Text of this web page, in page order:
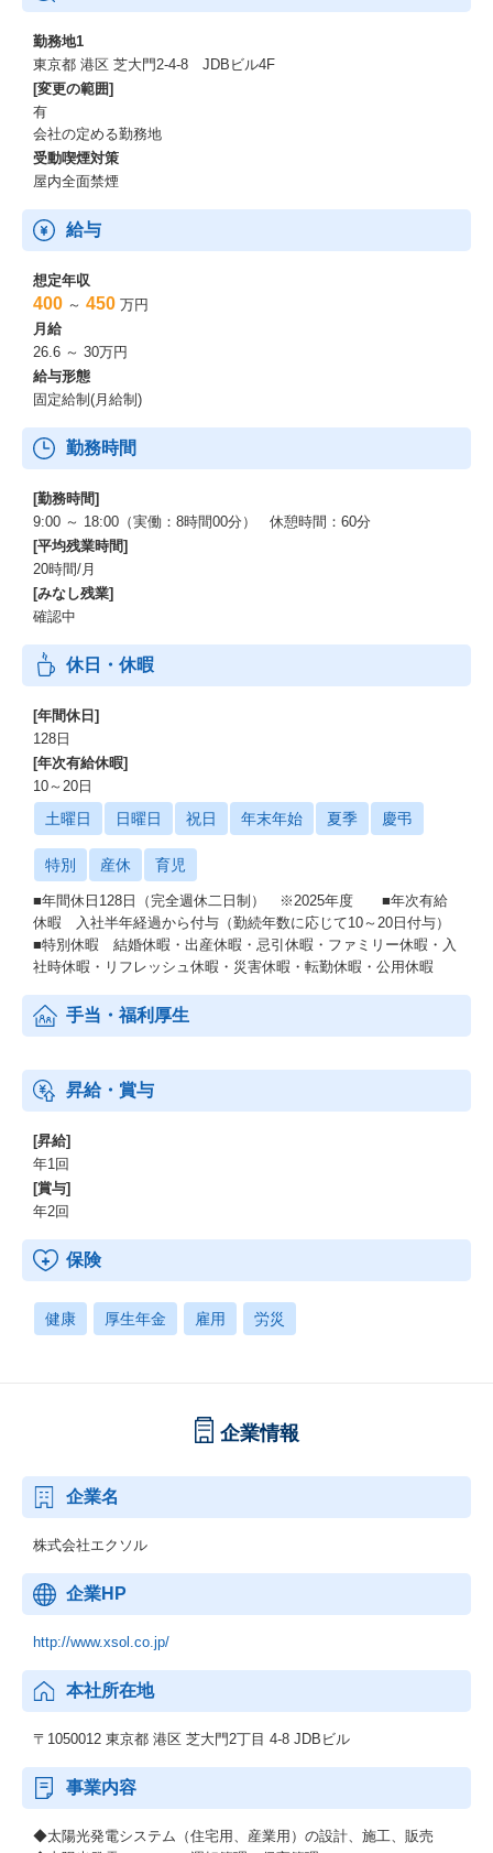
勤務地1
東京都 港区 芝大門2-4-8 JDBビル4F
[変更の範囲]
有
会社の定める勤務地
受動喫煙対策
屋内全面禁煙
給与
想定年収
400 ～ 450 万円
月給
26.6 ～ 30万円
給与形態
固定給制(月給制)
勤務時間
[勤務時間]
9:00 ～ 18:00（実働：8時間00分） 休憩時間：60分
[平均残業時間]
20時間/月
[みなし残業]
確認中
休日・休暇
[年間休日]
128日
[年次有給休暇]
10～20日
土曜日 日曜日 祝日 年末年始 夏季 慶弔
特別 産休 育児
■年間休日128日（完全週休二日制） ※2025年度 ■年次有給
休暇 入社半年経過から付与（勤続年数に応じて10～20日付与）
■特別休暇 結婚休暇・出産休暇・忌引休暇・ファミリー休暇・入
社時休暇・リフレッシュ休暇・災害休暇・転勤休暇・公用休暇
手当・福利厚生
昇給・賞与
[昇給]
年1回
[賞与]
年2回
保険
健康 厚生年金 雇用 労災
企業情報
企業名
株式会社エクソル
企業HP
http://www.xsol.co.jp/
本社所在地
〒1050012 東京都 港区 芝大門2丁目 4-8 JDBビル
事業内容
◆太陽光発電システム（住宅用、産業用）の設計、施工、販売